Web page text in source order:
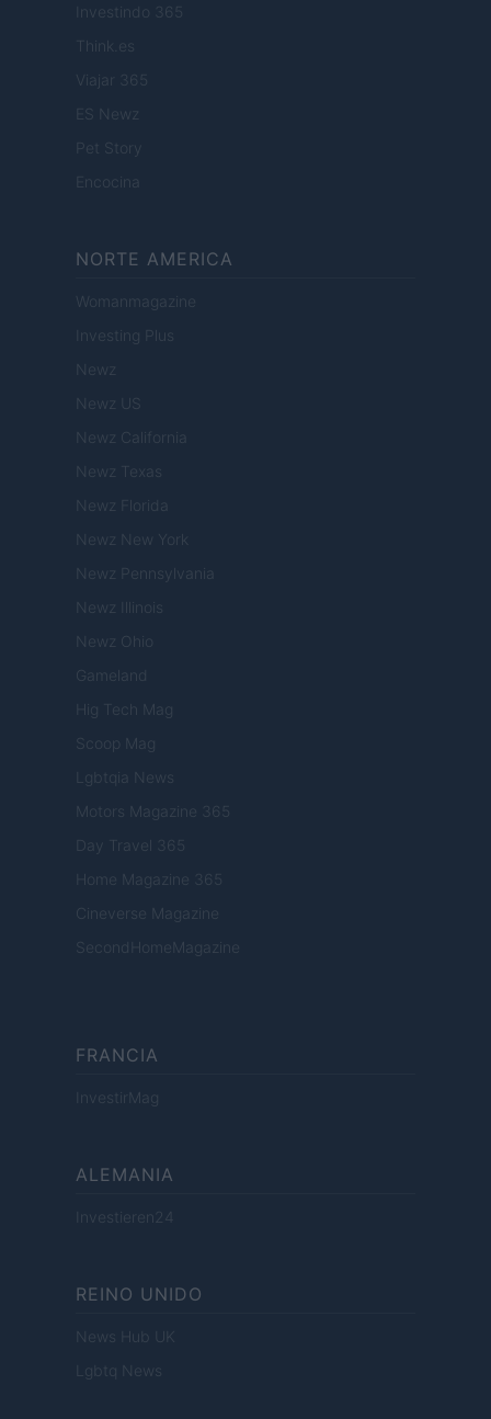
Investindo 365
Think.es
Viajar 365
ES Newz
Pet Story
Encocina
NORTE AMERICA
Womanmagazine
Investing Plus
Newz
Newz US
Newz California
Newz Texas
Newz Florida
Newz New York
Newz Pennsylvania
Newz Illinois
Newz Ohio
Gameland
Hig Tech Mag
Scoop Mag
Lgbtqia News
Motors Magazine 365
Day Travel 365
Home Magazine 365
Cineverse Magazine
SecondHomeMagazine
FRANCIA
InvestirMag
ALEMANIA
Investieren24
REINO UNIDO
News Hub UK
Lgbtq News